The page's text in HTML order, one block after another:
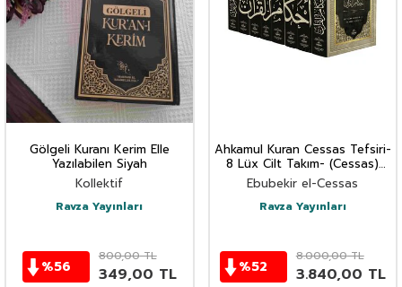
Gölgeli Kuranı Kerim Elle
Yazılabilen Siyah
Kollektif
Ravza Yayınları
%56
800,00TL
349,00 TL
Ahkamul Kuran Cessas Tefsiri-
8 Lüx Cilt Takım- (Cessas)
tefsiri
Ebubekir el-Cessas
Ravza Yayınları
%52
8.000,00TL
3.840,00 TL